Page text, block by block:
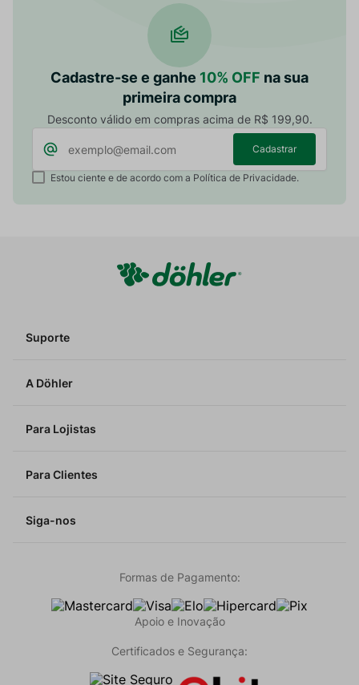
Cadastre-se e ganhe 10% OFF na sua
primeira compra
Desconto válido em compras acima de R$ 199,90.
Cadastrar
Estou ciente e de acordo com a Política de Privacidade.
Suporte
A Döhler
Para Lojistas
Para Clientes
Siga-nos
Formas de Pagamento:
Apoio e Inovação
Certificados e Segurança: